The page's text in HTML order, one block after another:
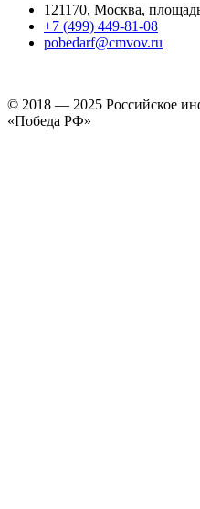
121170, Москва,
+7 (499) 449-81-08
pobedarf@cmvov.ru
© 2018 — 2025 Российское
«Победа РФ»